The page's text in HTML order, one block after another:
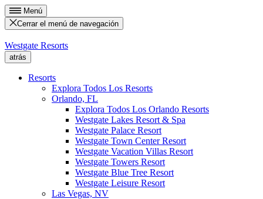
Menú
Cerrar el menú de navegación
Westgate Resorts
atrás
Resorts
Explora Todos Los Resorts
Orlando, FL
Explora Todos Los Orlando Resorts
Westgate Lakes Resort & Spa
Westgate Palace Resort
Westgate Town Center Resort
Westgate Vacation Villas Resort
Westgate Towers Resort
Westgate Blue Tree Resort
Westgate Leisure Resort
Las Vegas, NV